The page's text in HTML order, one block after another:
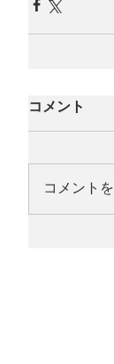
コメント
コメント